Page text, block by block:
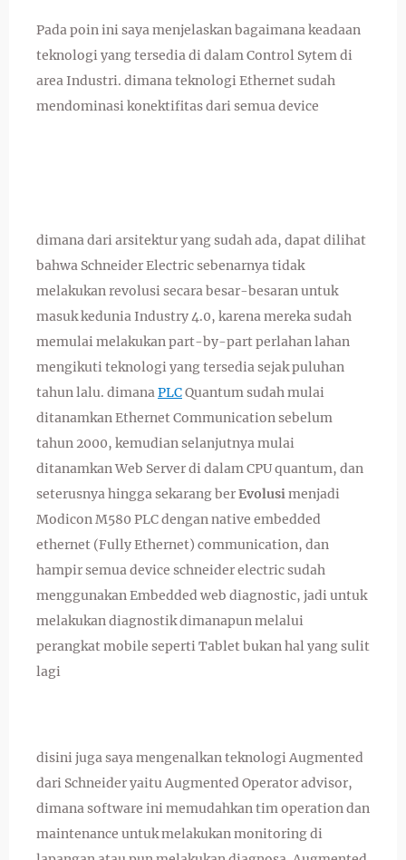
Pada poin ini saya menjelaskan bagaimana keadaan
teknologi yang tersedia di dalam Control Sytem di
area Industri. dimana teknologi Ethernet sudah
mendominasi konektifitas dari semua device
dimana dari arsitektur yang sudah ada, dapat dilihat
bahwa Schneider Electric sebenarnya tidak
melakukan revolusi secara besar-besaran untuk
masuk kedunia Industry 4.0, karena mereka sudah
memulai melakukan part-by-part perlahan lahan
mengikuti teknologi yang tersedia sejak puluhan
tahun lalu. dimanaPLCQuantum sudah mulai
ditanamkan Ethernet Communication sebelum
tahun 2000, kemudian selanjutnya mulai
ditanamkan Web Server di dalam CPU quantum, dan
seterusnya hingga sekarang berEvolusimenjadi
Modicon M580 PLC dengan native embedded
ethernet (Fully Ethernet) communication, dan
hampir semua device schneider electric sudah
menggunakan Embedded web diagnostic, jadi untuk
melakukan diagnostik dimanapun melalui
perangkat mobile seperti Tablet bukan hal yang sulit
lagi
disini juga saya mengenalkan teknologi Augmented
dari Schneider yaitu Augmented Operator advisor,
dimana software ini memudahkan tim operation dan
maintenance untuk melakukan monitoring di